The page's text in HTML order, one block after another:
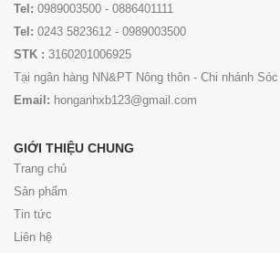
Tel: 0989003500 - 0886401111
Tel: 0243 5823612 - 0989003500
STK : 3160201006925
Tại ngân hàng NN&PT Nông thôn - Chi nhánh
Email: honganhxb123@gmail.com
GIỚI THIỆU CHUNG
Trang chủ
Sản phẩm
Tin tức
Liên hệ